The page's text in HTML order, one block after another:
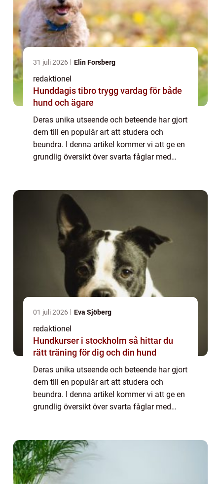
31 juli 2026 Elin Forsberg
redaktionel
Hunddagis tibro trygg vardag för både
hund och ägare
Deras unika utseende och beteende har gjort
dem till en populär art att studera och
beundra. I denna artikel kommer vi att ge en
grundlig översikt över svarta fåglar med
01 juli 2026 Eva Sjöberg
redaktionel
Hundkurser i stockholm så hittar du
rätt träning för dig och din hund
Deras unika utseende och beteende har gjort
dem till en populär art att studera och
beundra. I denna artikel kommer vi att ge en
grundlig översikt över svarta fåglar med